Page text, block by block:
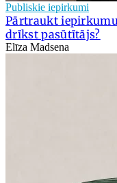
Publiskie iepirkumi
Pārtraukt
drīkst pasūtītājs?
Elīza Madsena